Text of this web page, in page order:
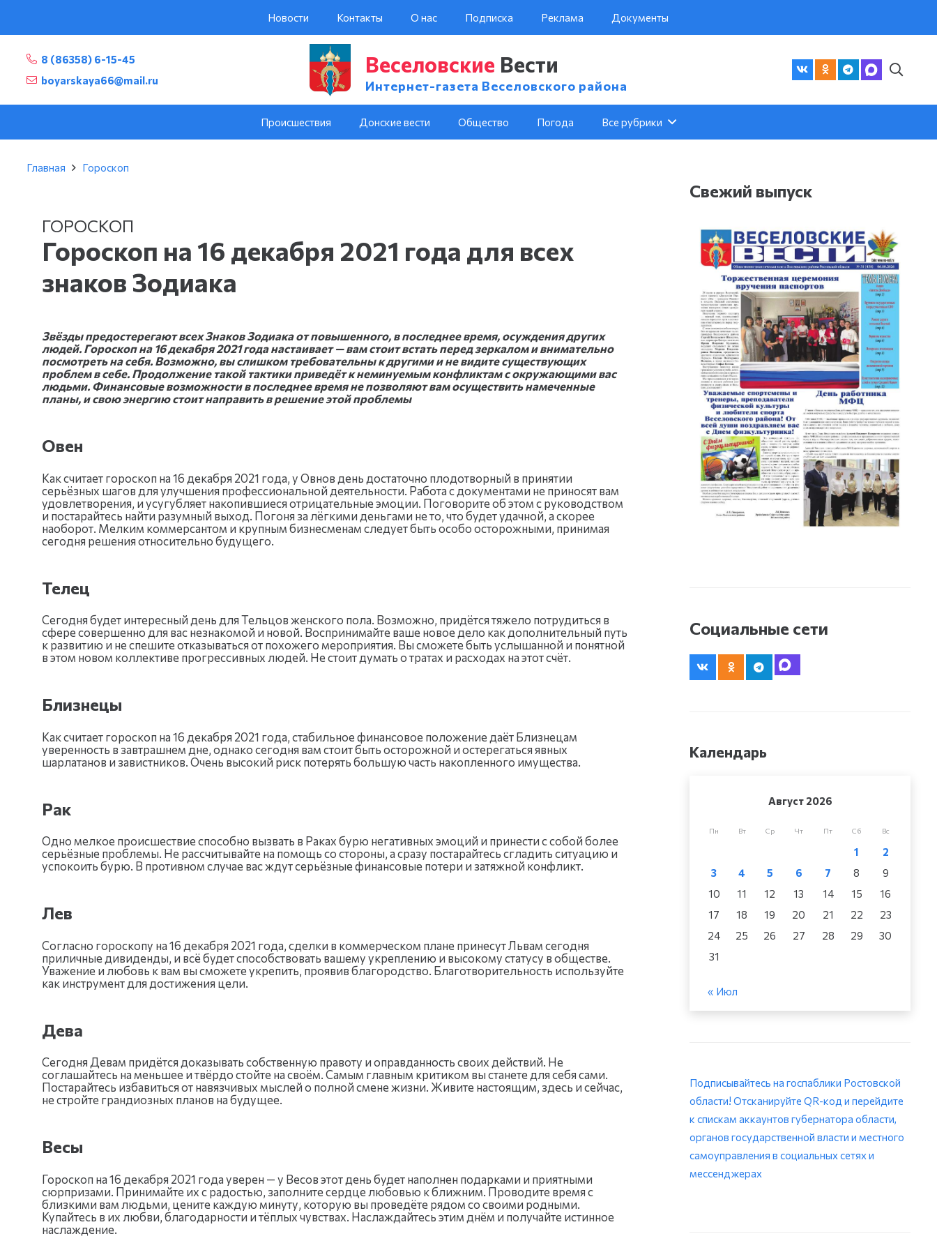
Новости Контакты О нас Подписка Реклама Документы
8 (86358) 6-15-45
boyarskaya66@mail.ru
Веселовские Вести
Интернет-газета Веселовского района
Происшествия Донские вести Общество Погода Все рубрики
Главная Гороскоп
ГОРОСКОП
Гороскоп на 16 декабря 2021 года для всех
знаков Зодиака
Звёзды предостерегают всех Знаков Зодиака от повышенного, в последнее время, осуждения других
людей. Гороскоп на 16 декабря 2021 года настаивает — вам стоит встать перед зеркалом и внимательно
посмотреть на себя. Возможно, вы слишком требовательны к другими и не видите существующих
проблем в себе. Продолжение такой тактики приведёт к неминуемым конфликтам с окружающими вас
людьми. Финансовые возможности в последнее время не позволяют вам осуществить намеченные
планы, и свою энергию стоит направить в решение этой проблемы
Овен
Как считает гороскоп на 16 декабря 2021 года, у Овнов день достаточно плодотворный в принятии
серьёзных шагов для улучшения профессиональной деятельности. Работа с документами не приносят вам
удовлетворения, и усугубляет накопившиеся отрицательные эмоции. Поговорите об этом с руководством
и постарайтесь найти разумный выход. Погоня за лёгкими деньгами не то, что будет удачной, а скорее
наоборот. Мелким коммерсантом и крупным бизнесменам следует быть особо осторожными, принимая
сегодня решения относительно будущего.
Телец
Сегодня будет интересный день для Тельцов женского пола. Возможно, придётся тяжело потрудиться в
сфере совершенно для вас незнакомой и новой. Воспринимайте ваше новое дело как дополнительный путь
к развитию и не спешите отказываться от похожего мероприятия. Вы сможете быть услышанной и понятной
в этом новом коллективе прогрессивных людей. Не стоит думать о тратах и расходах на этот счёт.
Близнецы
Как считает гороскоп на 16 декабря 2021 года, стабильное финансовое положение даёт Близнецам
уверенность в завтрашнем дне, однако сегодня вам стоит быть осторожной и остерегаться явных
шарлатанов и завистников. Очень высокий риск потерять большую часть накопленного имущества.
Рак
Одно мелкое происшествие способно вызвать в Раках бурю негативных эмоций и принести с собой более
серьёзные проблемы. Не рассчитывайте на помощь со стороны, а сразу постарайтесь сгладить ситуацию и
успокоить бурю. В противном случае вас ждут серьёзные финансовые потери и затяжной конфликт.
Лев
Согласно гороскопу на 16 декабря 2021 года, сделки в коммерческом плане принесут Львам сегодня
приличные дивиденды, и всё будет способствовать вашему укреплению и высокому статусу в обществе.
Уважение и любовь к вам вы сможете укрепить, проявив благородство. Благотворительность используйте
как инструмент для достижения цели.
Дева
Сегодня Девам придётся доказывать собственную правоту и оправданность своих действий. Не
соглашайтесь на меньшее и твёрдо стойте на своём. Самым главным критиком вы станете для себя сами.
Постарайтесь избавиться от навязчивых мыслей о полной смене жизни. Живите настоящим, здесь и сейчас,
не стройте грандиозных планов на будущее.
Весы
Гороскоп на 16 декабря 2021 года уверен — у Весов этот день будет наполнен подарками и приятными
сюрпризами. Принимайте их с радостью, заполните сердце любовью к ближним. Проводите время с
близкими вам людьми, цените каждую минуту, которую вы проведёте рядом со своими родными.
Купайтесь в их любви, благодарности и тёплых чувствах. Наслаждайтесь этим днём и получайте истинное
наслаждение.
Свежий выпуск
Социальные сети
Календарь
Август 2026
Пн Вт Ср Чт Пт Сб Вс
1
2
3
4 5 6 7 8
9
10
11 12 13 14 15
16
17
18 19 20 21 22
23
24
25 26 27 28 29
30
31
« Июл
Подписывайтесь на госпаблики Ростовской
области! Отсканируйте QR-код и перейдите
к спискам аккаунтов губернатора области,
органов государственной власти и местного
самоуправления в социальных сетях и
мессенджерах